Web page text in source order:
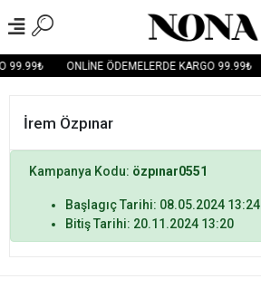
99.99₺ ONLİNE ÖDEMELERDE KARGO 99.99₺
İrem Özpınar
Kampanya Kodu: özpınar0551
Başlagıç Tarihi: 08.05.2024 13:24
Bitiş Tarihi: 20.11.2024 13:20